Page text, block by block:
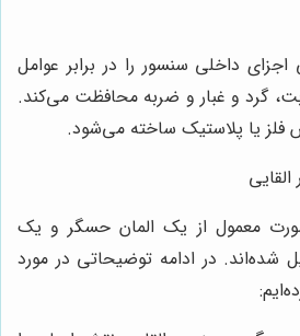
اجزای داخلی سنسور را در برابر عوامل
گرد و غبار و ضربه محافظت می‌کند.
فلز یا پلاستیک ساخته می‌شود.
معمول از یک المان حسگر و یک
شده‌اند. در ادامه توضیحاتی در مورد